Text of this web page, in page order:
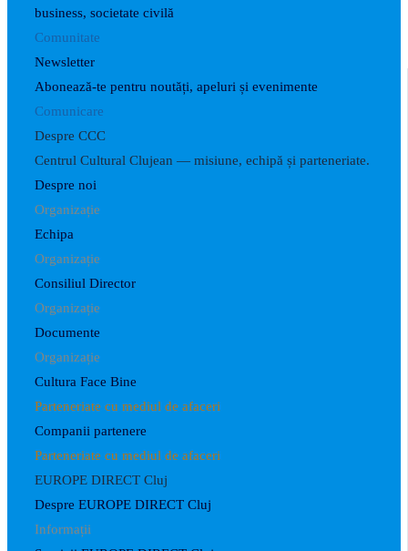
business, societate civilă
Comunitate
Newsletter
Abonează-te pentru noutăți, apeluri și evenimente
Comunicare
Despre CCC
Centrul Cultural Clujean — misiune, echipă și parteneriate.
Despre noi
Organizație
Echipa
Organizație
Consiliul Director
Organizație
Documente
Organizație
Cultura Face Bine
Parteneriate cu mediul de afaceri
Companii partenere
Parteneriate cu mediul de afaceri
EUROPE DIRECT Cluj
Despre EUROPE DIRECT Cluj
Informații